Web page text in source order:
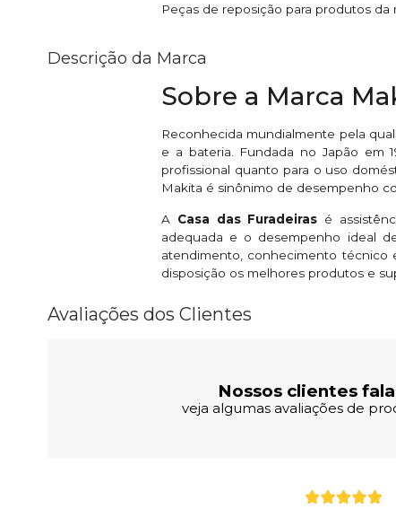
Peças de reposição para produtos da
Descrição da Marca
Sobre a Marca
Reconhecida mundialmente pela
e a bateria. Fundada no Japão em
profissional quanto para o uso
Makita é sinônimo de desempenho
A Casa das Furadeiras é
adequada e o desempenho ideal
atendimento, conhecimento técnico
disposição os melhores produtos e
Avaliações dos Clientes
Nossos clientes
veja algumas avaliações de